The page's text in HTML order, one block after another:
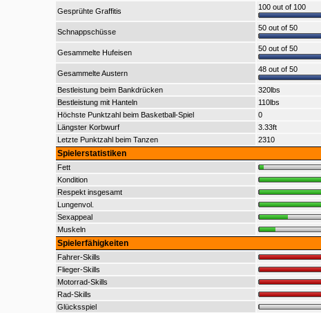
Gesprühte Graffitis
100 out of 100
Schnappschüsse
50 out of 50
Gesammelte Hufeisen
50 out of 50
Gesammelte Austern
48 out of 50
Bestleistung beim Bankdrücken
320lbs
Bestleistung mit Hanteln
110lbs
Höchste Punktzahl beim Basketball-Spiel
0
Längster Korbwurf
3.33ft
Letzte Punktzahl beim Tanzen
2310
Spielerstatistiken
Fett
Kondition
Respekt insgesamt
Lungenvol.
Sexappeal
Muskeln
Spielerfähigkeiten
Fahrer-Skills
Flieger-Skills
Motorrad-Skills
Rad-Skills
Glücksspiel